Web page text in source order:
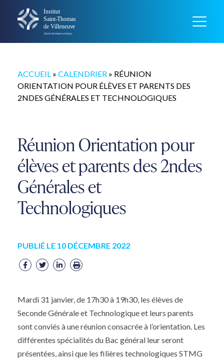
ACCUEIL » CALENDRIER » RÉUNION
ORIENTATION POUR ÉLÈVES ET PARENTS DES
2NDES GÉNÉRALES ET TECHNOLOGIQUES
Réunion Orientation pour
élèves et parents des 2ndes
Générales et
Technologiques
PUBLIÉ LE 10 DÉCEMBRE 2022
Mardi 31 janvier, de 17h30 à 19h30, les élèves de
Seconde Générale et Technologique et leurs parents
sont conviés à une réunion consacrée à l’orientation. Les
différentes spécialités du Bac général leur seront
présentées, ainsi que les filières technologiques STMG